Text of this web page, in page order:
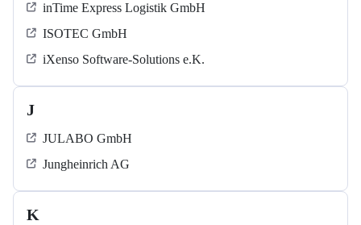
inTime Express Logistik GmbH
ISOTEC GmbH
iXenso Software-Solutions e.K.
J
JULABO GmbH
Jungheinrich AG
K